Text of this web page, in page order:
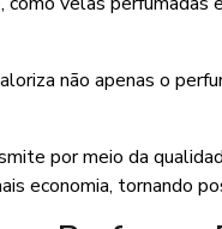
não apenas o
por meio da
economia, tornando